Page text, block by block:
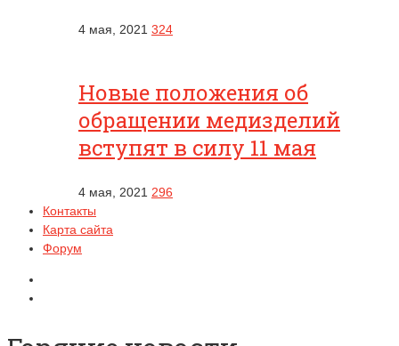
4 мая, 2021 324
Новые положения об
обращении медизделий
вступят в силу 11 мая
4 мая, 2021 296
Контакты
Карта сайта
Форум